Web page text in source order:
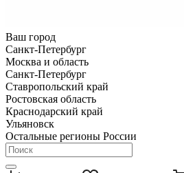
Ваш город
Санкт-Петербург
Москва и область
Санкт-Петербург
Ставропольский край
Ростовская область
Краснодарский край
Ульяновск
Остальные регионы России